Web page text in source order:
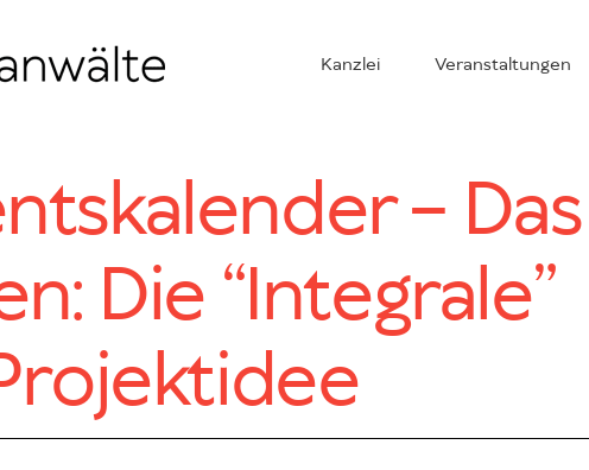
Kanzlei Veranstaltungen
– Das
Die “Integrale”